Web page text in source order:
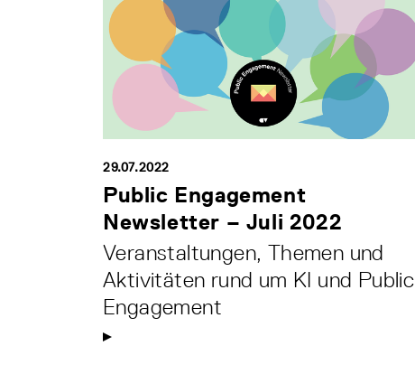
29.07.2022
Public Engagement
Newsletter – Juli 2022
Veranstaltungen, Themen und
Aktivitäten rund um KI und Public
Engagement